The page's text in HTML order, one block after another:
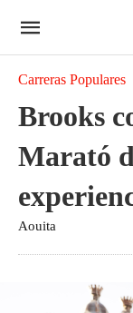
Carreras Populares
Brooks
Marató
Aouita